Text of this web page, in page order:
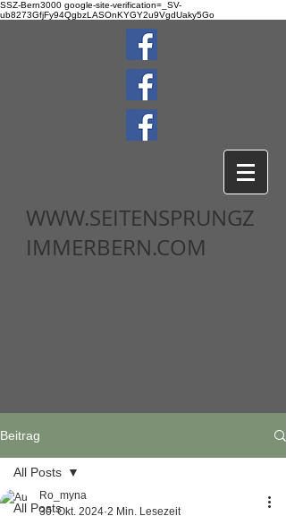
SSZ-Bern3000 google-site-verification=_SV-
ub8273GfjFy94QgbzLASOnKYGY2u9VgdUaky5Go
WWW.SEITENSPRUNGZ
IMMERBERN.COM
Beitrag
All Posts
All Posts
Ro_myna
30. Okt. 2024 2 Min. Lesezeit